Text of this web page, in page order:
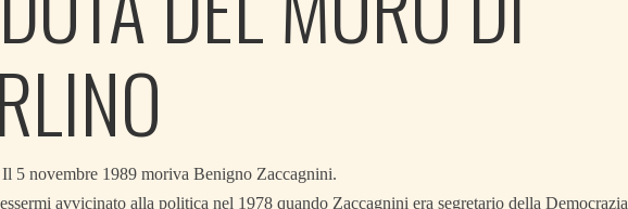
Il 5 novembre 1989 moriva Benigno Zaccagnini.
avvicinato alla politica nel 1978 quando Zaccagnini era segretario della Democrazia